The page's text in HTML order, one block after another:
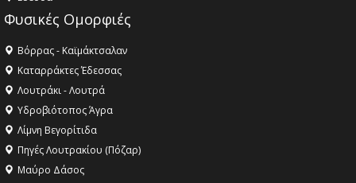
Φυσικές Ομορφιές
Βόρρας - Καϊμάκτσαλαν
Καταρράκτες Έδεσσας
Λουτράκι - Λουτρά
Υδροβιότοπος Άγρα
Λίμνη Βεγορίτιδα
Πηγές Λουτρακίου (Πόζαρ)
Μαύρο Δάσος